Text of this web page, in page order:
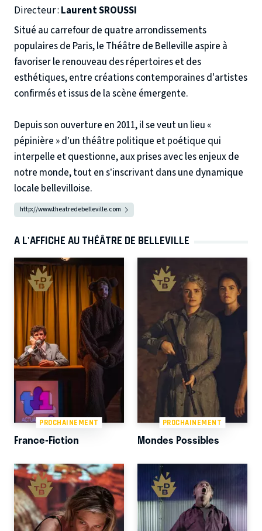
Directeur: Laurent SROUSSI
Situé au carrefour de quatre arrondissements
populaires de Paris, le Théâtre de Belleville aspire à
favoriser le renouveau des répertoires et des
esthétiques, entre créations contemporaines d'artistes
confirmés et issus de la scène émergente.
Depuis son ouverture en 2011, il se veut un lieu «
pépinière » d’un théâtre politique et poétique qui
interpelle et questionne, aux prises avec les enjeux de
notre monde, tout en s’inscrivant dans une dynamique
locale bellevilloise.
http://www.theatredebelleville.com
A L'AFFICHE AU THÉÂTRE DE BELLEVILLE
PROCHAINEMENT
France-Fiction
PROCHAINEMENT
Mondes Possibles